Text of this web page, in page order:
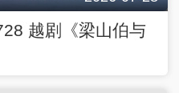
越剧《梁山伯与